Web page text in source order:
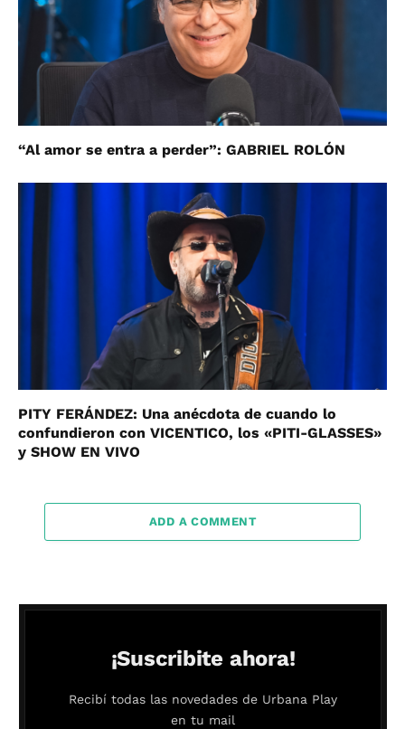
“Al amor se entra a perder”: GABRIEL ROLÓN
PITY FERÁNDEZ: Una anécdota de cuando lo
confundieron con VICENTICO, los «PITI-GLASSES»
y SHOW EN VIVO
ADD A COMMENT
¡Suscribite ahora!
Recibí todas las novedades de Urbana Play
en tu mail